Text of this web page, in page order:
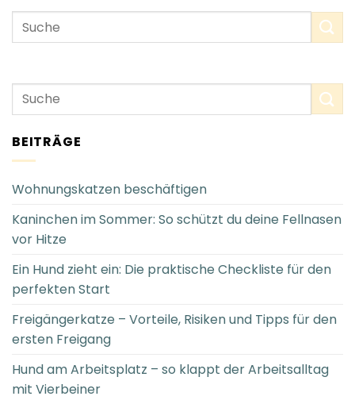
BEITRÄGE
Wohnungskatzen beschäftigen
Kaninchen im Sommer: So schützt du deine Fellnasen
vor Hitze
Ein Hund zieht ein: Die praktische Checkliste für den
perfekten Start
Freigängerkatze – Vorteile, Risiken und Tipps für den
ersten Freigang
Hund am Arbeitsplatz – so klappt der Arbeitsalltag
mit Vierbeiner